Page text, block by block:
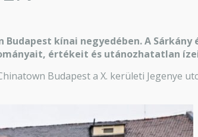
kínai negyedében. A Sárkány
értékeit és utánozhatatlan
Budapest a X. kerületi Jegenye